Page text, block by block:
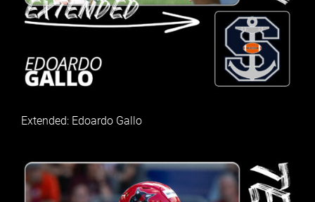
Extended: Edoardo Gallo